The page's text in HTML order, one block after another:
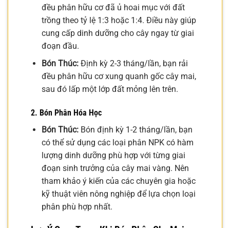
đều phân hữu cơ đã ủ hoai mục với đất
trồng theo tỷ lệ 1:3 hoặc 1:4. Điều này giúp
cung cấp dinh dưỡng cho cây ngay từ giai
đoạn đầu.
Bón Thúc:Định kỳ 2-3 tháng/lần, bạn rải
đều phân hữu cơ xung quanh gốc cây mai,
sau đó lấp một lớp đất mỏng lên trên.
2. Bón Phân Hóa Học
Bón Thúc:Bón định kỳ 1-2 tháng/lần, bạn
có thể sử dụng các loại phân NPK có hàm
lượng dinh dưỡng phù hợp với từng giai
đoạn sinh trưởng của cây mai vàng. Nên
tham khảo ý kiến của các chuyên gia hoặc
kỹ thuật viên nông nghiệp để lựa chọn loại
phân phù hợp nhất.